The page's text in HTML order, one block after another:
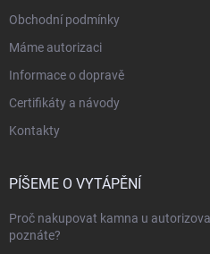
Obchodní podmínky
Máme autorizaci
Informace o dopravě
Certifikáty a návody
Kontakty
PÍŠEME O VYTÁPĚNÍ
Proč nakupovat kamna u
poznáte?